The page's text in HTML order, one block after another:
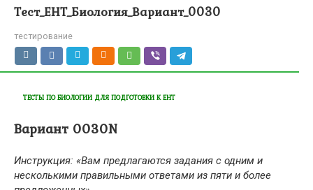
Тест_ЕНТ_Биология_Вариант_0030
тестирование
ТЕСТЫ ПО БИОЛОГИИ ДЛЯ ПОДГОТОВКИ К ЕНТ
Вариант 0030N
Инструкция: «Вам предлагаются задания с одним и
несколькими правильными ответами из пяти и более